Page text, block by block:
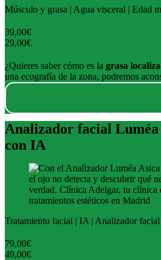
Músculo y grasa | Agua visceral | Edad
39,00€
29,00€
¿Quieres saber cómo es la grasa
una ecografía de la zona, podremos
Analizador facial Luméa
con IA
Tratamiento facial | IA | Analizador facial
79,00€
49,00€